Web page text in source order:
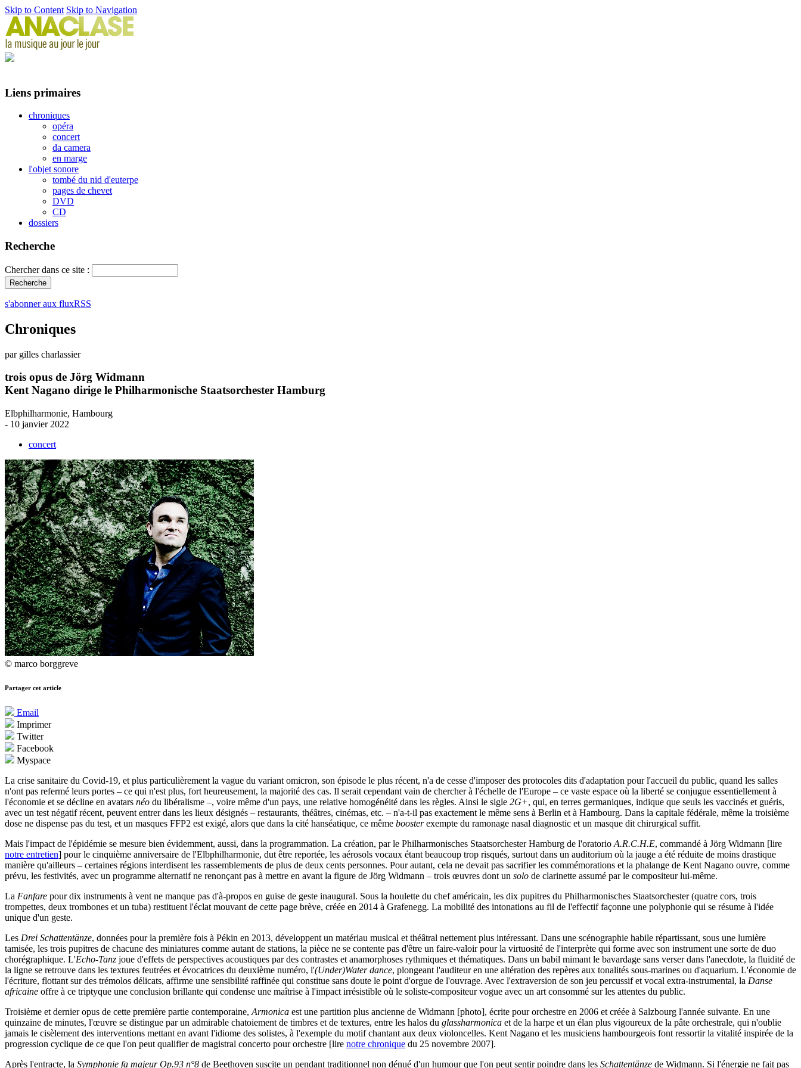
Skip to Content Skip to Navigation
Liens primaires
chroniques
opéra
concert
da camera
en marge
l'objet sonore
tombé du nid d'euterpe
pages de chevet
DVD
CD
dossiers
Recherche
Chercher dans ce site :
s'abonner aux fluxRSS
Chroniques
par gilles charlassier
trois opus de Jörg Widmann
Kent Nagano dirige le Philharmonische Staatsorchester Hamburg
Elbphilharmonie, Hambourg
- 10 janvier 2022
concert
© marco borggreve
Partager cet article
Email
Imprimer
Twitter
Facebook
Myspace
La crise sanitaire du Covid-19, et plus particulièrement la vague du variant omicron, son épisode le plus récent, n'a de cesse d'imposer des protocoles dits d'adaptation pour l'accueil du public, quand les salles
n'ont pas refermé leurs portes – ce qui n'est plus, fort heureusement, la majorité des cas. Il serait cependant vain de chercher à l'échelle de l'Europe – ce vaste espace où la liberté se conjugue essentiellement à
l'économie et se décline en avatars néo du libéralisme –, voire même d'un pays, une relative homogénéité dans les règles. Ainsi le sigle 2G+, qui, en terres germaniques, indique que seuls les vaccinés et guéris,
avec un test négatif récent, peuvent entrer dans les lieux désignés – restaurants, théâtres, cinémas, etc. – n'a-t-il pas exactement le même sens à Berlin et à Hambourg. Dans la capitale fédérale, même la troisième
dose ne dispense pas du test, et un masques FFP2 est exigé, alors que dans la cité hanséatique, ce même boosterexempte du ramonage nasal diagnostic et un masque dit chirurgical suffit.
Mais l'impact de l'épidémie se mesure bien évidemment, aussi, dans la programmation. La création, par le Philharmonisches Staatsorchester Hamburg de l'oratorio A.R.C.H.E, commandé à Jörg Widmann [lire
notre entretien] pour le cinquième anniversaire de l'Elbphilharmonie, dut être reportée, les aérosols vocaux étant beaucoup trop risqués, surtout dans un auditorium où la jauge a été réduite de moins drastique
manière qu'ailleurs – certaines régions interdisent les rassemblements de plus de deux cents personnes. Pour autant, cela ne devait pas sacrifier les commémorations et la phalange de Kent Nagano ouvre, comme
prévu, les festivités, avec un programme alternatif ne renonçant pas à mettre en avant la figure de Jörg Widmann – trois œuvres dont un solo de clarinette assumé par le compositeur lui-même.
La Fanfare pour dix instruments à vent ne manque pas d'à-propos en guise de geste inaugural. Sous la houlette du chef américain, les dix pupitres du Philharmonisches Staatsorchester (quatre cors, trois
trompettes, deux trombones et un tuba) restituent l'éclat mouvant de cette page brève, créée en 2014 à Grafenegg. La mobilité des intonations au fil de l'effectif façonne une polyphonie qui se résume à l'idée
unique d'un geste.
Les Drei Schattentänze, données pour la première fois à Pékin en 2013, développent un matériau musical et théâtral nettement plus intéressant. Dans une scénographie habile répartissant, sous une lumière
tamisée, les trois pupitres de chacune des miniatures comme autant de stations, la pièce ne se contente pas d'être un faire-valoir pour la virtuosité de l'interprète qui forme avec son instrument une sorte de duo
chorégraphique. L'Echo-Tanz joue d'effets de perspectives acoustiques par des contrastes et anamorphoses rythmiques et thématiques. Dans un babil mimant le bavardage sans verser dans l'anecdote, la fluidité de
la ligne se retrouve dans les textures feutrées et évocatrices du deuxième numéro, l'(Under)Water dance, plongeant l'auditeur en une altération des repères aux tonalités sous-marines ou d'aquarium. L'économie de
l'écriture, flottant sur des trémolos délicats, affirme une sensibilité raffinée qui constitue sans doute le point d'orgue de l'ouvrage. Avec l'extraversion de son jeu percussif et vocal extra-instrumental, la Danse
africaine offre à ce triptyque une conclusion brillante qui condense une maîtrise à l'impact irrésistible où le soliste-compositeur vogue avec un art consommé sur les attentes du public.
Troisième et dernier opus de cette première partie contemporaine, Armonica est une partition plus ancienne de Widmann [photo], écrite pour orchestre en 2006 et créée à Salzbourg l'année suivante. En une
quinzaine de minutes, l'œuvre se distingue par un admirable chatoiement de timbres et de textures, entre les halos du glassharmonica et de la harpe et un élan plus vigoureux de la pâte orchestrale, qui n'oublie
jamais le cisèlement des interventions mettant en avant l'idiome des solistes, à l'exemple du motif chantant aux deux violoncelles. Kent Nagano et les musiciens hambourgeois font ressortir la vitalité inspirée de la
progression cyclique de ce que l'on peut qualifier de magistral concerto pour orchestre [lire notre chronique du 25 novembre 2007].
Après l'entracte, la Symphonie fa majeur Op.93 n°8 de Beethoven suscite un pendant traditionnel non dénué d'un humour que l'on peut sentir poindre dans les Schattentänze de Widmann. Si l'énergie ne fait pas